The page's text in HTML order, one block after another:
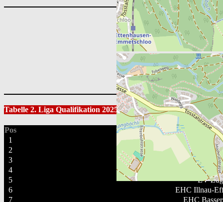
Leaflet |
Tabelle 2. Liga Qualifikation 2025/26
Pos
1
EV Dielsdorf-
2
SC
3
HC Ascona
4
EHC
5
EV Zug
6
EHC Illnau-
7
EHC